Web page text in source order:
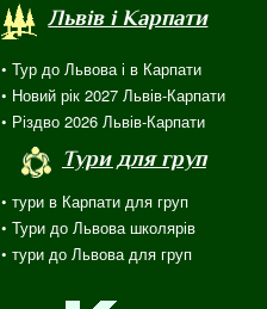
Львів і Карпати
• Тур до Львова і в Карпати
• Новий рік 2027 Львів-Карпати
• Різдво 2026 Львів-Карпати
Тури для груп
• тури в Карпати для груп
• Тури до Львова школярів
• тури до Львова для груп